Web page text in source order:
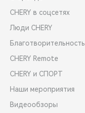
CHERY в соцсетях
Люди CHERY
Благотворительность
CHERY Remote
CHERY и СПОРТ
Наши мероприятия
Видеообзоры